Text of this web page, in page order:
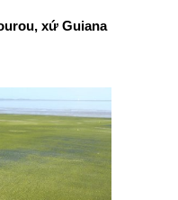
xứ Guiana